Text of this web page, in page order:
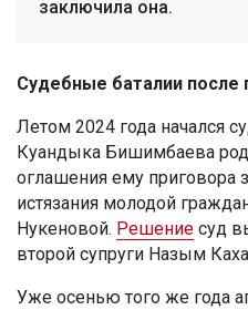
заключила она.
Судебные баталии после
Летом 2024 года начался
Куандыка Бишимбаева
оглашения ему приговора
истязания молодой
Нукеновой. Решение суд
второй супруги Назым
Уже осенью того же года